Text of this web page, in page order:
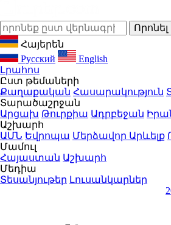
Հայերեն
Русский
English
Լրահոս
Ըստ թեմաների
Քաղաքական Հասարակություն
Տարածաշրջան
Արցախ Թուրքիա Ադրբեջան
Աշխարհ
ԱՄՆ Եվրոպա Մերձավոր Արևելք
Մամուլ
Հայաստան Աշխարհ
Մեդիա
Տեսանյութեր Լուսանկարներ